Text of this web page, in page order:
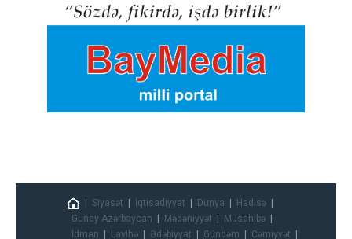
Siyasət İqtisadiyyat Dünya
Hadisə
Güney Azərbaycan
Mədəniyyət
Müsahibə
İdman
Layihə Ədəbiyyat Gündəm Cəmiyyət